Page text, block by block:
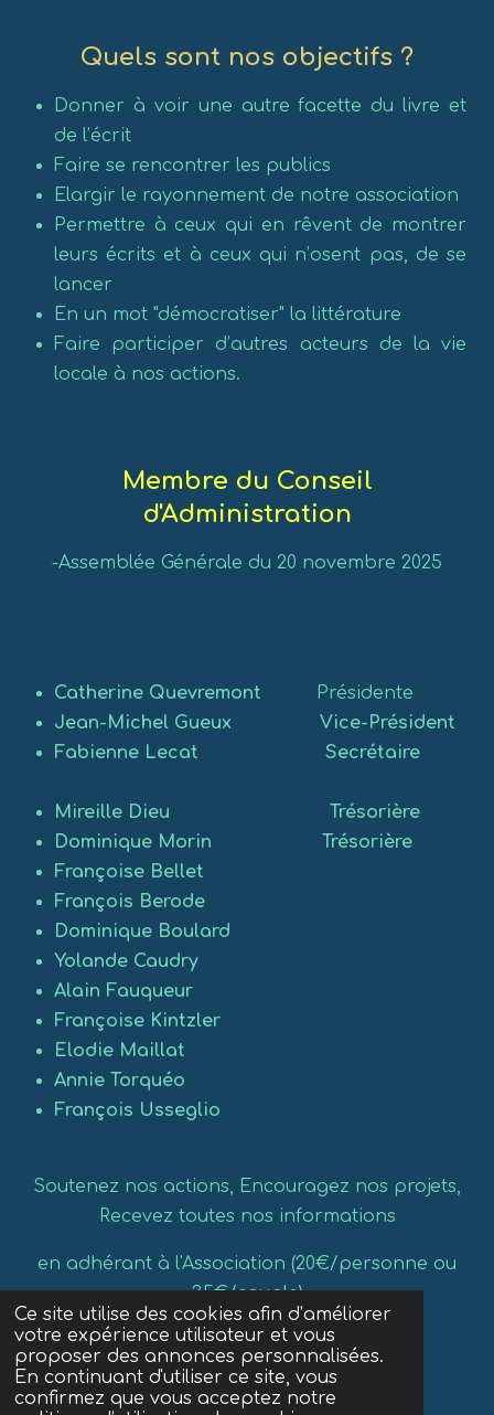
Ce site utilise des cookies afin d’améliorer
votre expérience utilisateur et vous
proposer des annonces personnalisées.
En continuant d'utiliser ce site, vous
confirmez que vous acceptez notre
Quels sont nos objectifs ?
Donner à voir une autre facette du livre et
de l’écrit
Faire se rencontrer les publics
Elargir le rayonnement de notre association
Permettre à ceux qui en rêvent de montrer
leurs écrits et à ceux qui n’osent pas, de se
lancer
En un mot "démocratiser" la littérature
Faire participer d’autres acteurs de la vie
locale à nos actions.
Membre du Conseil
d'Administration
-Assemblée Générale du 20 novembre 2025
Catherine Quevremont Présidente
Jean-Michel Gueux Vice-Président
Fabienne Lecat Secrétaire
Mireille Dieu Trésorière
Dominique Morin Trésorière
Françoise Bellet
François Berode
Dominique Boulard
Yolande Caudry
Alain Fauqueur
Françoise Kintzler
Elodie Maillat
Annie Torquéo
François Usseglio
Soutenez nos actions, Encouragez nos projets,
Recevez toutes nos informations
en adhérant à l'Association (20€/personne ou
35€/couple)
-téléchargez lebulletin d'adhésion